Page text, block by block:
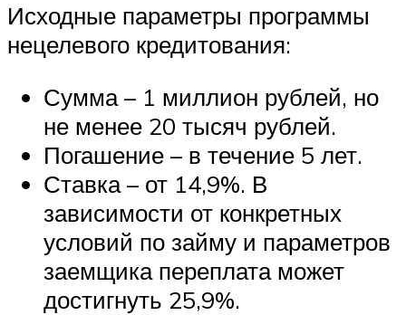
Исходные параметры программы
нецелевого кредитования:
Сумма – 1 миллион рублей, но
не менее 20 тысяч рублей.
Погашение – в течение 5 лет.
Ставка – от 14,9%. В
зависимости от конкретных
условий по займу и параметров
заемщика переплата может
достигнуть 25,9%.